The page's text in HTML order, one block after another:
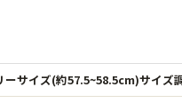
ーサイズ(約57.5~58.5cm)サイズ